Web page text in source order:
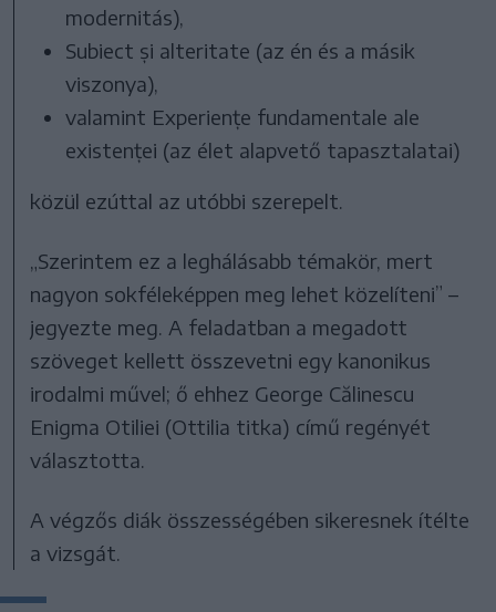
modernitás),
Subiect și alteritate (az én és a másik
viszonya),
valamint Experiențe fundamentale ale
existenței (az élet alapvető tapasztalatai)
közül ezúttal az utóbbi szerepelt.
„Szerintem ez a leghálásabb témakör, mert
nagyon sokféleképpen meg lehet közelíteni” –
jegyezte meg. A feladatban a megadott
szöveget kellett összevetni egy kanonikus
irodalmi művel; ő ehhez George Călinescu
Enigma Otiliei (Ottilia titka) című regényét
választotta.
A végzős diák összességében sikeresnek ítélte
a vizsgát.